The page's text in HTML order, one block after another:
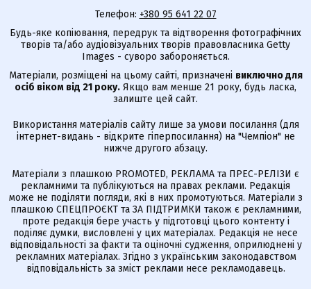
Телефон: +380 95 641 22 07
Будь-яке копіювання, передрук та відтворення фотографічних
творів та/або аудіовізуальних творів правовласника Getty
Images - суворо забороняється.
Матеріали, розміщені на цьому сайті, призначені виключно для
осіб віком від 21 року. Якщо вам менше 21 року, будь ласка,
залиште цей сайт.
Використання матеріалів сайту лише за умови посилання (для
інтернет-видань - відкрите гіперпосилання) на "Чемпіон" не
нижче другого абзацу.
Матеріали з плашкою PROMOTED, РЕКЛАМА та ПРЕС-РЕЛІЗИ є
рекламними та публікуються на правах реклами. Редакція
може не поділяти погляди, які в них промотуються. Матеріали з
плашкою СПЕЦПРОЄКТ та ЗА ПІДТРИМКИ також є рекламними,
проте редакція бере участь у підготовці цього контенту і
поділяє думки, висловлені у цих матеріалах. Редакція не несе
відповідальності за факти та оціночні судження, оприлюднені у
рекламних матеріалах. Згідно з українським законодавством
відповідальність за зміст реклами несе рекламодавець.